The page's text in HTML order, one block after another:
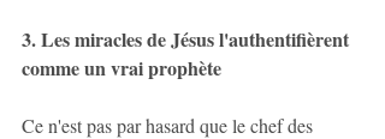
3. Les miracles de Jésus l'authentifièrent
comme un vrai prophète
Ce n'est pas par hasard que le chef des